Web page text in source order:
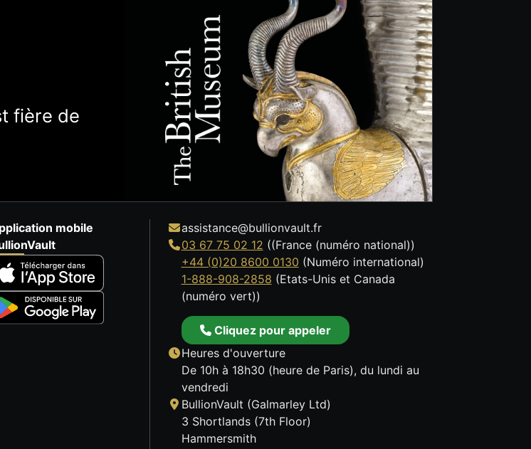
fière de
mobile
assistance@bullionvault.fr
03 67 75 02 12 ((France (numéro national))
+44 (0)20 8600 0130 (Numéro international)
1-888-908-2858 (Etats-Unis et Canada
(numéro vert))
Cliquez pour appeler
Heures d'ouverture
De 10h à 18h30 (heure de Paris), du lundi au
vendredi
BullionVault (Galmarley Ltd)
3 Shortlands (7th Floor)
Hammersmith